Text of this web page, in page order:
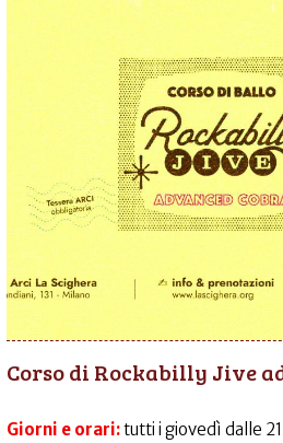
Corso di Rockabilly Jive
Giorni e orari:tutti i giovedì dalle